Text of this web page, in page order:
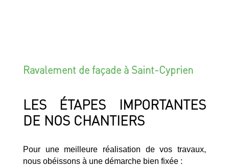
Ravalement de façade à Saint-Cyprien
LES ÉTAPES IMPORTANTES
DE NOS CHANTIERS
Pour une meilleure réalisation de vos travaux,
nous obéissons à une démarche bien fixée :